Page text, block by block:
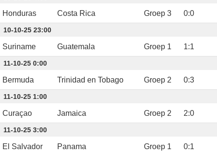
Honduras Costa Rica Groep 3 0:0
10-10-25 23:00
Suriname Guatemala Groep 1 1:1
11-10-25 0:00
Bermuda Trinidad en Tobago Groep 2 0:3
11-10-25 1:00
Curaçao Jamaica Groep 2 2:0
11-10-25 3:00
El Salvador Panama Groep 1 0:1